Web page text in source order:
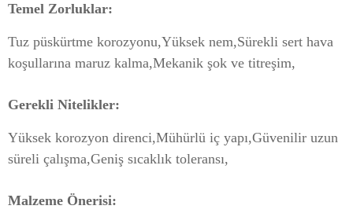
Temel Zorluklar:
Tuz püskürtme korozyonu,Yüksek nem,Sürekli sert hava
koşullarına maruz kalma,Mekanik şok ve titreşim,
Gerekli Nitelikler:
Yüksek korozyon direnci,Mühürlü iç yapı,Güvenilir uzun
süreli çalışma,Geniş sıcaklık toleransı,
Malzeme Önerisi: